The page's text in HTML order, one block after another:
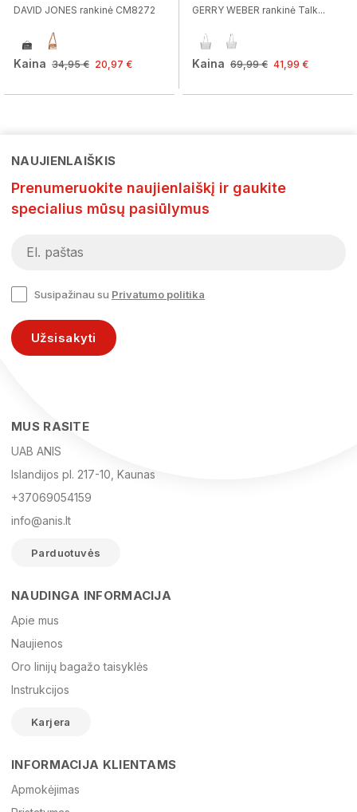
DAVID JONES rankinė CM8272
Kaina 34,95 € 20,97 €
GERRY WEBER rankinė Talk...
Kaina 69,99 € 41,99 €
El. paštas
Žinutė
NAUJIENLAIŠKIS
Prenumeruokite naujienlaiškį ir gaukite
specialius mūsų pasiūlymus
Susipažinau su Privatumo politika
Užsisakyti
MUS RASITE
UAB ANIS
Islandijos pl. 217-10, Kaunas
+37069054159
info@anis.lt
Parduotuvės
NAUDINGA INFORMACIJA
Apie mus
Naujienos
Oro linijų bagažo taisyklės
Instrukcijos
Karjera
INFORMACIJA KLIENTAMS
Apmokėjimas